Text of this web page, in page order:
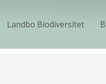
Landbo Biodiversitet